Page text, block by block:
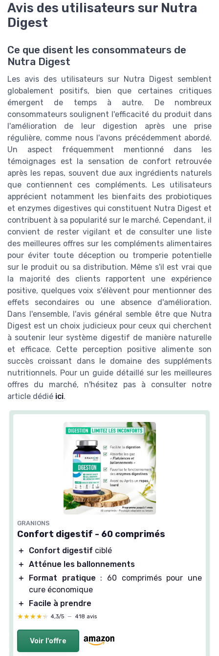
Avis des utilisateurs sur Nutra
Digest
Ce que disent les consommateurs de
Nutra Digest
Les avis des utilisateurs sur Nutra Digest semblent
globalement positifs, bien que certaines critiques
émergent de temps à autre. De nombreux
consommateurs soulignent l'efficacité du produit dans
l'amélioration de leur digestion après une prise
régulière, comme nous l'avons précédemment abordé.
Un aspect fréquemment mentionné dans les
témoignages est la sensation de confort retrouvée
après les repas, souvent due aux ingrédients naturels
que contiennent ces compléments. Les utilisateurs
apprécient notamment les bienfaits des probiotiques
et enzymes digestives qui constituent Nutra Digest et
contribuent à sa popularité sur le marché. Cependant, il
convient de rester vigilant et de consulter une liste
des meilleures offres sur les compléments alimentaires
pour éviter toute déception ou tromperie potentielle
sur le produit ou sa distribution. Même s'il est vrai que
la majorité des clients rapportent une expérience
positive, quelques voix s'élèvent pour mentionner des
effets secondaires ou une absence d'amélioration.
Dans l'ensemble, l'avis général semble être que Nutra
Digest est un choix judicieux pour ceux qui cherchent
à soutenir leur système digestif de manière naturelle
et efficace. Cette perception positive alimente son
succès croissant dans le domaine des suppléments
nutritionnels. Pour un guide détaillé sur les meilleures
offres du marché, n'hésitez pas à consulter notre
article dédié ici.
GRANIONS
Confort digestif - 60 comprimés
＋ Confort digestif ciblé
＋ Atténue les ballonnements
＋
Format pratique : 60 comprimés pour une
cure économique
＋
Facile à prendre
★★★★★
★★★★★ 4,3/5 — 418 avis
Voir l'offre